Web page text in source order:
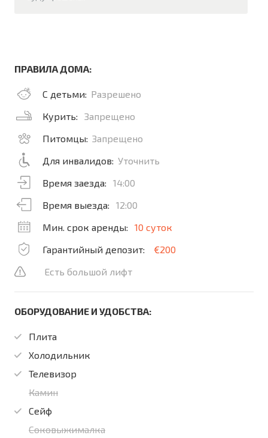
ПРАВИЛА ДОМА:
С детьми: Разрешено
Курить:
Запрещено
Питомцы: Запрещено
Для инвалидов: Уточнить
Время заезда:
14:00
Время выезда:
12:00
Мин. срок аренды:
10 суток
Гарантийный депозит:
€200
Есть большой лифт
ОБОРУДОВАНИЕ И УДОБСТВА:
Плита
Холодильник
Телевизор
Камин
Сейф
Соковыжималка